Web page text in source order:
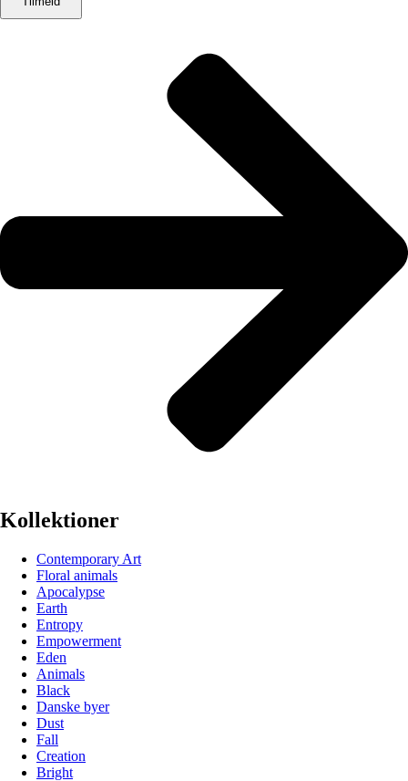
Kollektioner
Contemporary Art
Floral animals
Apocalypse
Earth
Entropy
Empowerment
Eden
Animals
Black
Danske byer
Dust
Fall
Creation
Bright